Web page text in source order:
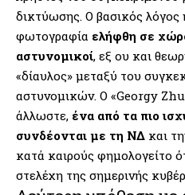
δικτύωσης. Ο βασικός
φωτογραφία ελήφθη σε
αστυνομικοί, εξ ου και
«δίαυλος» μεταξύ του
αστυνομικών. Ο «Georgy
άλλωστε, ένα από τα πιο
συνδέονται με τη ΝΔ και
κατά καιρούς φημολογείτο
στελέχη της σημερινής